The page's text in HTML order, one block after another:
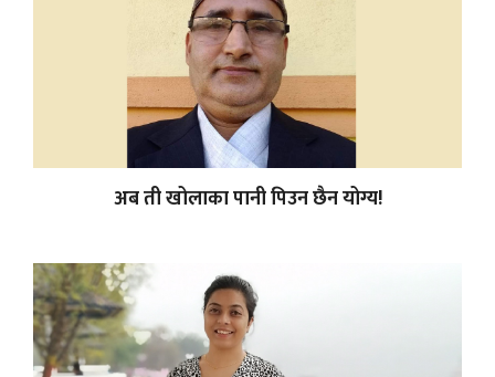
अब ती खोलाका पानी पिउन छैन योग्य!